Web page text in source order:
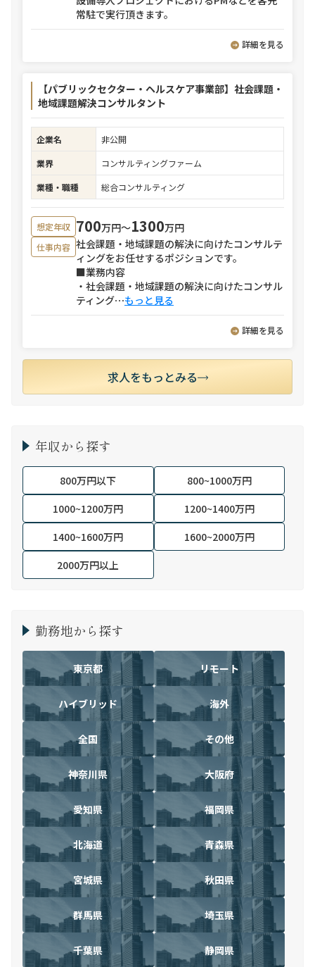
常駐で実行頂きます。
詳細を見る
【パブリックセクター・ヘルスケア事業部】社会課題・
地域課題解決コンサルタント
企業名
非公開
業界
コンサルティングファーム
業種・職種
総合コンサルティング
想定年収 700万円〜1300万円
仕事内容 社会課題・地域課題の解決に向けたコンサルテ
ィングをお任せするポジションです。
■業務内容
・社会課題・地域課題の解決に向けたコンサル
ティング⋯もっと見る
詳細を見る
求人をもっとみる
年収から探す
800万円以下
800~1000万円
1000~1200万円
1200~1400万円
1400~1600万円
1600~2000万円
2000万円以上
勤務地から探す
東京都 リモート
ハイブリッド 海外
全国 その他
神奈川県 大阪府
愛知県 福岡県
北海道 青森県
宮城県 秋田県
群馬県 埼玉県
千葉県 静岡県